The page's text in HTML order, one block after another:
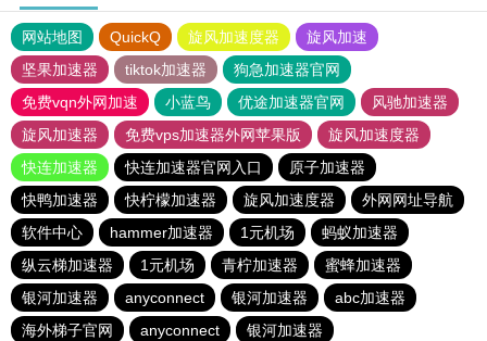
网站地图 QuickQ 旋风加速度器
旋风加速
坚果加速器
tiktok加速器
狗急加速器官网
免费vqn外网加速
小蓝鸟 优途加速器官网
风驰加速器
旋风加速器
免费vps加速器外网苹果版
旋风加速度器
快连加速器
快连加速器官网入口
原子加速器
快鸭加速器
快柠檬加速器 旋风加速度器
外网网址导航
软件中心
hammer加速器 1元机场
蚂蚁加速器
纵云梯加速器
1元机场 青柠加速器
蜜蜂加速器
银河加速器
anyconnect 银河加速器
abc加速器
海外梯子官网
anyconnect
银河加速器